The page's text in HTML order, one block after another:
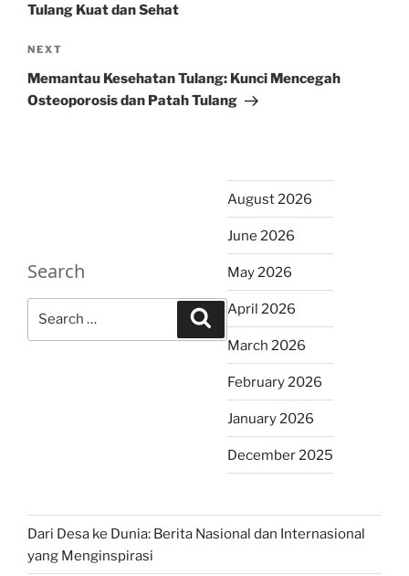
Tulang Kuat dan Sehat
Next
Post
NEXT
Memantau Kesehatan Tulang: Kunci Mencegah
Osteoporosis dan Patah Tulang
Search
Search
August 2026
June 2026
May 2026
April 2026
March 2026
February 2026
January 2026
December 2025
Dari Desa ke Dunia: Berita Nasional dan Internasional
yang Menginspirasi